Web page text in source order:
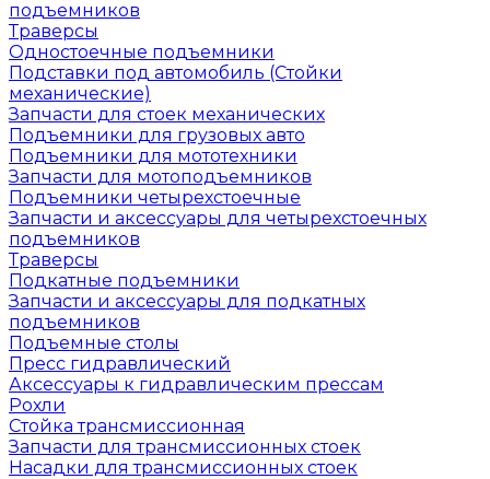
подъемников
Траверсы
Одностоечные подъемники
Подставки под автомобиль (Стойки
механические)
Запчасти для стоек механических
Подъемники для грузовых авто
Подъемники для мототехники
Запчасти для мотоподъемников
Подъемники четырехстоечные
Запчасти и аксессуары для четырехстоечных
подъемников
Траверсы
Подкатные подъемники
Запчасти и аксессуары для подкатных
подъемников
Подъемные столы
Пресс гидравлический
Аксессуары к гидравлическим прессам
Рохли
Стойка трансмиссионная
Запчасти для трансмиссионных стоек
Насадки для трансмиссионных стоек